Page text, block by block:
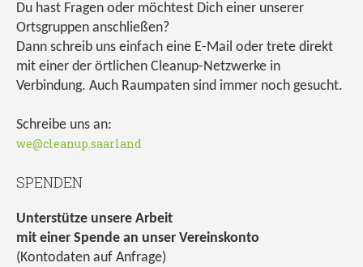
Du hast Fragen oder möchtest Dich einer unserer
Ortsgruppen anschließen?
Dann schreib uns einfach eine E-Mail oder trete direkt
mit einer der örtlichen Cleanup-Netzwerke in
Verbindung. Auch Raumpaten sind immer noch gesucht.
Schreibe uns an:
we@cleanup.saarland
SPENDEN
Unterstütze unsere Arbeit
mit einer Spende an unser Vereinskonto
(Kontodaten auf Anfrage)